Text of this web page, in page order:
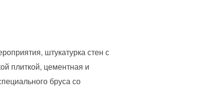
штукатурка стен с
плиткой, цементная и
бруса со